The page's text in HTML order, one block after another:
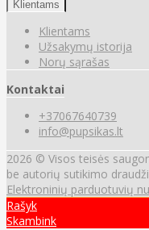
Klientams
Klientams
Užsakymų istorija
Norų sąrašas
Kontaktai
+37067640739
info@pupsikas.lt
2026 © Visos teisės
be autorių sutikimo
Elektroninių parduotuvių
Rašyk
Skambink